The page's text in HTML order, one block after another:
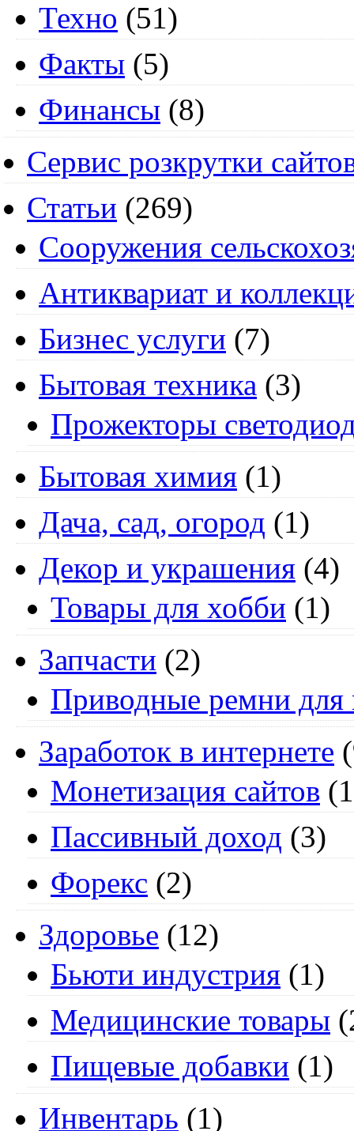
Техно (51)
Факты (5)
Финансы (8)
Сервис розкрутки
Статьи (269)
Cооружения
Антиквариат и
Бизнес услуги (7)
Бытовая техника (3)
Прожекторы
Бытовая химия (1)
Дача, сад, огород (1)
Декор и украшения (4)
Товары для хобби (1)
Запчасти (2)
Приводные ремни для
Заработок в интернете
Монетизация сайтов
Пассивный доход (3)
Форекс (2)
Здоровье (12)
Бьюти индустрия (1)
Медицинские товары
Пищевые добавки (1)
Инвентарь (1)